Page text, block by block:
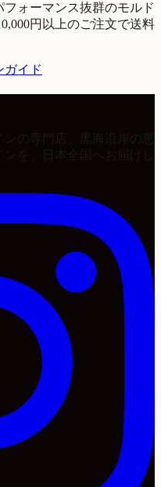
ォーマンス抜群のモルド
円以上のご注文で送料
ガイド